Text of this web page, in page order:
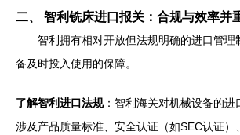
二、 智利铣床进口报关：合规与效率并
智利拥有相对开放但法规明确的进口管理
备及时投入使用的保障。
了解智利进口法规：智利海关对机械设备的进
涉及产品质量标准、安全认证（如SEC认证）